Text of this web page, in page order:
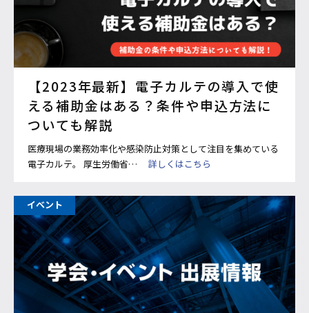
【2023年最新】電子カルテの導入で使
える補助金はある？条件や申込方法に
ついても解説
医療現場の業務効率化や感染防止対策として注目を集めている
電子カルテ。 厚生労働省…
詳しくはこちら
イベント